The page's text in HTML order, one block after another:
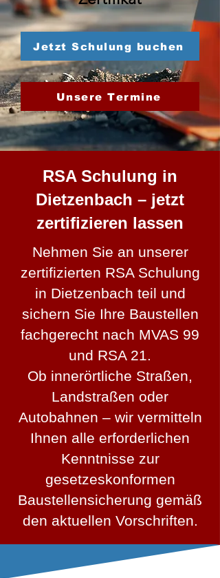
Jetzt Schulung buchen
Unsere Termine
RSA Schulung in
Dietzenbach – jetzt
zertifizieren lassen
Nehmen Sie an unserer
zertifizierten RSA Schulung
in Dietzenbach teil und
sichern Sie Ihre Baustellen
fachgerecht nach MVAS 99
und RSA 21.
Ob innerörtliche Straßen,
Landstraßen oder
Autobahnen – wir vermitteln
Ihnen alle erforderlichen
Kenntnisse zur
gesetzeskonformen
Baustellensicherung gemäß
den aktuellen Vorschriften.